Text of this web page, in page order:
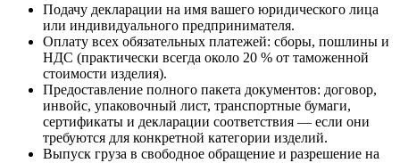
Подачу декларации на имя вашего юридического лица
или индивидуального предпринимателя.
Оплату всех обязательных платежей: сборы, пошлины и
НДС (практически всегда около 20 % от таможенной
стоимости изделия).
Предоставление полного пакета документов: договор,
инвойс, упаковочный лист, транспортные бумаги,
сертификаты и декларации соответствия — если они
требуются для конкретной категории изделий.
Выпуск груза в свободное обращение и разрешение на